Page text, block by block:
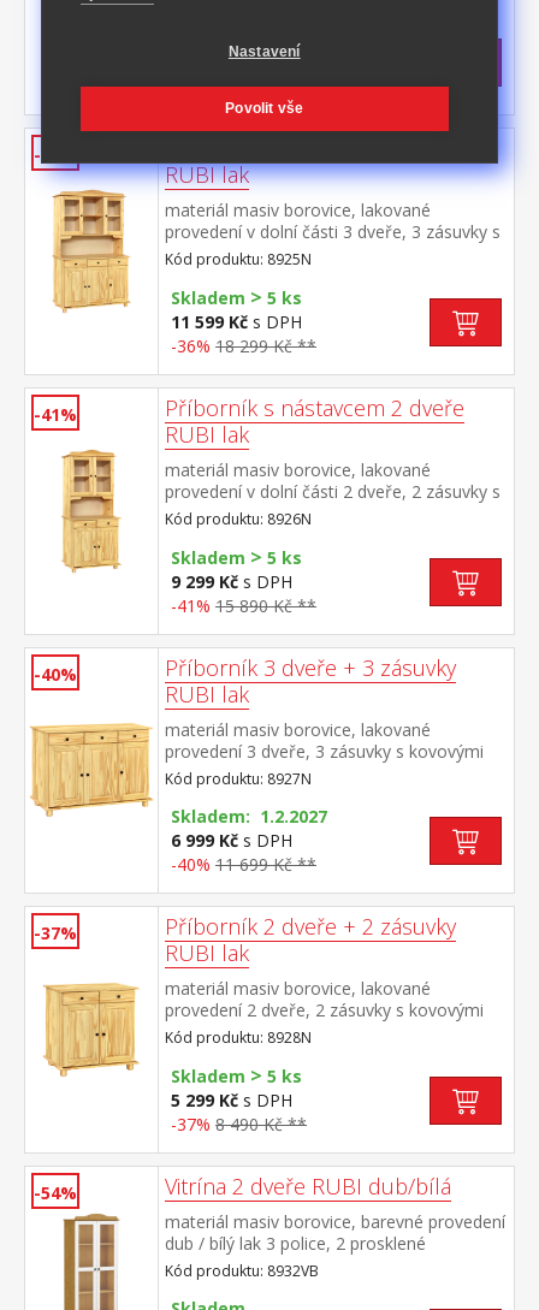
5 ks
5 499 Kčs DPH
-40% 9 290 Kč **
-36%
RUBI lak
materiál masiv borovice, lakované
provedení v dolní části 3 dveře, 3 zásuvky s
kovovými pojezdy v horní části dvoje
prosklené dveře
Kód produktu: 8925N
Skladem > 5 ks
11 599 Kč s DPH
-36% 18 299 Kč **
-41%
Příborník s nástavcem 2 dveře
RUBI lak
materiál masiv borovice, lakované
provedení v dolní části 2 dveře, 2 zásuvky s
kovovými pojezdy v horní části dvoje
prosklené dveře
Kód produktu: 8926N
Skladem > 5 ks
9 299 Kč s DPH
-41% 15 890 Kč **
-40%
Příborník 3 dveře + 3 zásuvky
RUBI lak
materiál masiv borovice, lakované
provedení 3 dveře, 3 zásuvky s kovovými
pojezdy, 1 police
Kód produktu: 8927N
Skladem: 1.2.2027
6 999 Kč s DPH
-40% 11 699 Kč **
-37%
Příborník 2 dveře + 2 zásuvky
RUBI lak
materiál masiv borovice, lakované
provedení 2 dveře, 2 zásuvky s kovovými
pojezdy, 1 police
Kód produktu: 8928N
Skladem > 5 ks
5 299 Kč s DPH
-37% 8 490 Kč **
-54% Vitrína 2 dveře RUBI dub/bílá
materiál masiv borovice, barevné provedení
dub / bílý lak 3 police, 2 prosklené
dveře široká zásuvka s kovovými pojezdy
Kód produktu: 8932VB
Nastavení
Povolit vše